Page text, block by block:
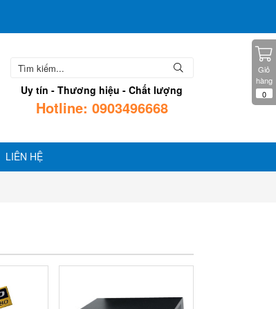
Uy tín - Thương hiệu - Chất lượng
Hotline: 0903496668
LIÊN HỆ
Giỏ
hàng
0